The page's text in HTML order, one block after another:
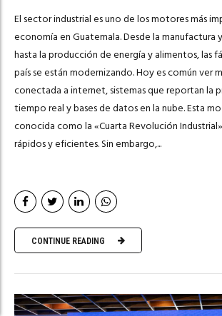
El sector industrial es uno de los motores más
economía en Guatemala. Desde la manufactura
hasta la producción de energía y alimentos, las
país se están modernizando. Hoy es común ver
conectada a internet, sistemas que reportan la
tiempo real y bases de datos en la nube. Esta
conocida como la «Cuarta Revolución
rápidos y eficientes. Sin embargo,...
CONTINUE READING